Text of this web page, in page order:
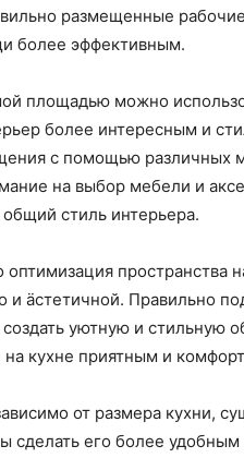
размещенные
более эффективным.
площадью можно
более интересным и
с помощью различных
на выбор мебели и
общий стиль интерьера.
пространства
и äстетичной. Правильно
уютную и стильную
на кухне приятным и
от размера кухни,
сделать его более